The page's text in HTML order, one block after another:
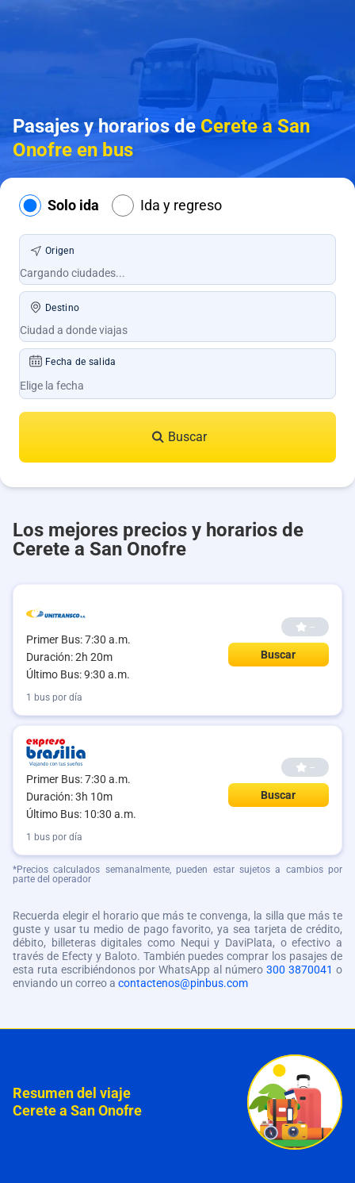
Pasajes y horarios deCerete a San
Onofre en bus
Solo ida Ida y regreso
Origen
Destino
Fecha de salida
Buscar
Los mejores precios y horarios de
Cerete a San Onofre
Primer Bus: 7:30 a.m.
Duración: 2h 20m
Último Bus: 9:30 a.m.
--
Buscar
1 bus por día
Primer Bus: 7:30 a.m.
Duración: 3h 10m
Último Bus: 10:30 a.m.
--
Buscar
1 bus por día
*Precios calculados semanalmente, pueden estar sujetos a cambios por
parte del operador
Recuerda elegir el horario que más te convenga, la silla que más te
guste y usar tu medio de pago favorito, ya sea tarjeta de crédito,
débito, billeteras digitales como Nequi y DaviPlata, o efectivo a
través de Efecty y Baloto. También puedes comprar los pasajes de
esta ruta escribiéndonos por WhatsApp al número 300 3870041 o
enviando un correo a contactenos@pinbus.com
Resumen del viaje
Cerete a San Onofre